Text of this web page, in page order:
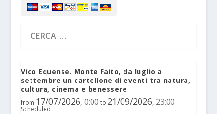
Vico Equense. Monte Faito, da luglio a
settembre un cartellone di eventi tra natura,
cultura, cinema e benessere
from 17/07/2026, 0:00 to 21/09/2026, 23:00
Scheduled